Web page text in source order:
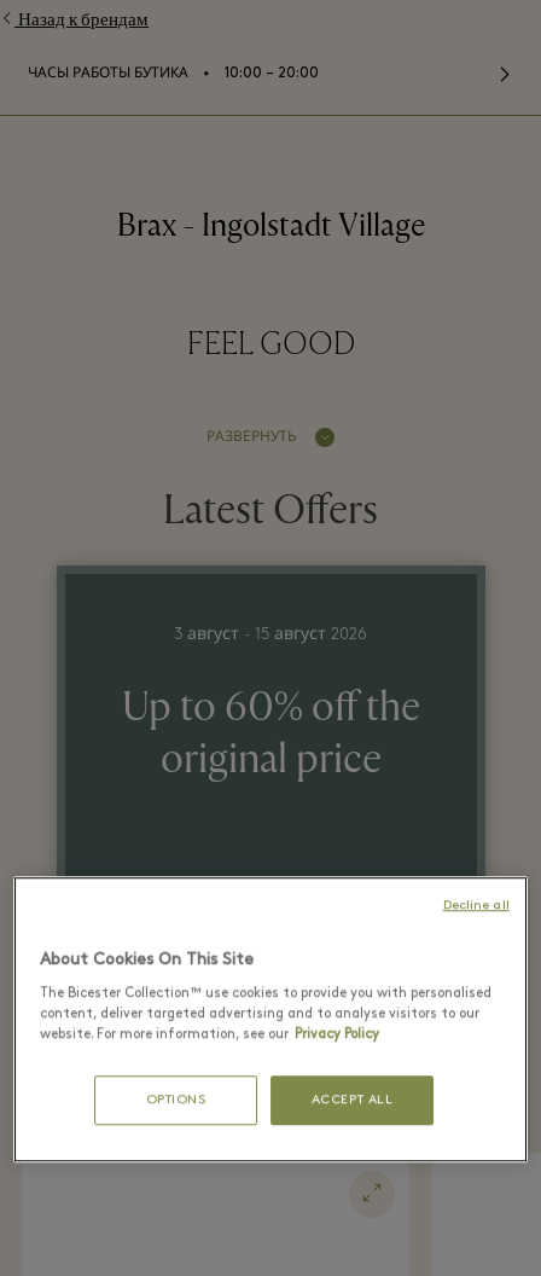
Назад к брендам
ЧАСЫ РАБОТЫ БУТИКА ⬩ 10:00 – 20:00
Brax - Ingolstadt Village
FEEL GOOD
РАЗВЕРНУТЬ
Latest Offers
3 август - 15 август 2026
Up to 60% off the
original price
Recently seen in the
boutique
About Cookies On This Site
The Bicester Collection™ use cookies to provide you with personalised
content, deliver targeted advertising and to analyse visitors to our
website. For more information, see our Privacy Policy
OPTIONS ACCEPT ALL
Decline all